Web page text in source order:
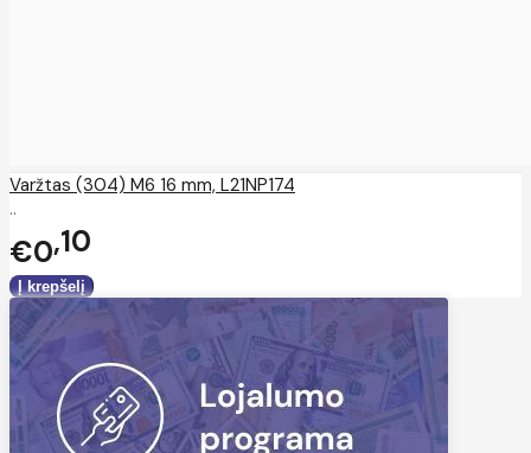
Varžtas (304) M6 16 mm, L21NP174
..
€0 10